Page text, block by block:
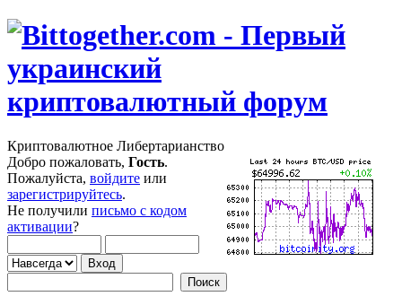
Криптовалютное Либертарианство
Добро пожаловать, Гость.
Пожалуйста, войдите или
зарегистрируйтесь.
Не получили письмо с кодом
активации?